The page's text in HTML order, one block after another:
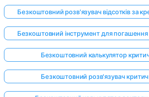
Безкоштовний розв'язувач відсотків за
Безкоштовний інструмент для погашення
Безкоштовний калькулятор
Безкоштовний розв'язувач